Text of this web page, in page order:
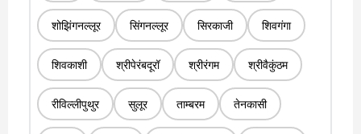
शोझिंगनल्लूर सिंगनल्लूर सिरकाजी शिवगंगा
शिवकाशी श्रीपेरंबदूरॉ श्रीरंगम श्रीवैकुंठम
रीविल्लीपुथुर सुलूर ताम्बरम तेनकासी